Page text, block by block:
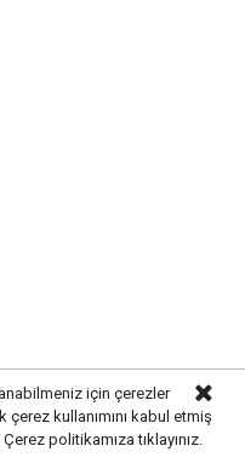
artırarak gerekli
için çerezler
çerez kullanımını kabul etmiş
Çerez politikamıza tıklayınız.